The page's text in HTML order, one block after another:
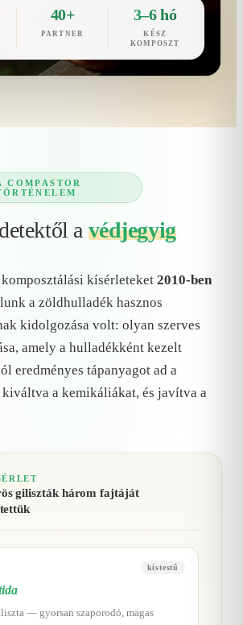
40+
PARTNER
3–6 hó
KÉSZ
KOMPOSZT
COMPASTOR
a védjegyig
kísérleteket 2010-ben
a zöldhulladék hasznos
kidolgozása volt: olyan szerves
amely a hulladékként kezelt
eredményes tápanyagot ad a
a kemikáliákat, és javítva a
giliszták három fajtáját
kistestű
— gyorsan szaporodó, magas